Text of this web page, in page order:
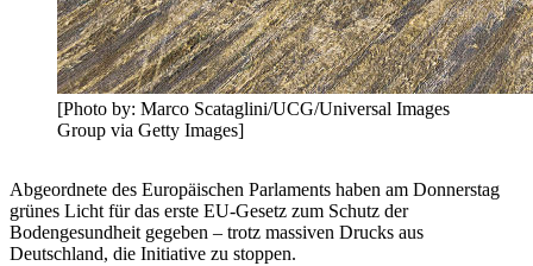
[Photo by: Marco Scataglini/UCG/Universal Images
Group via Getty Images]
Abgeordnete des Europäischen Parlaments haben am Donnerstag
grünes Licht für das erste EU-Gesetz zum Schutz der
Bodengesundheit gegeben – trotz massiven Drucks aus
Deutschland, die Initiative zu stoppen.